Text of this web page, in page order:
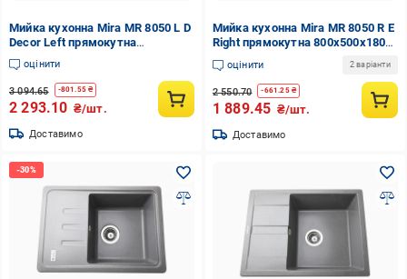
Мийка кухонна Mira MR 8050 L D
Decor Left прямокутна
800х500х180 мм
оцінити
3 094.65 -801.55 ₴
2 293.10 ₴/шт.
Доставимо
Мийка кухонна Mira MR 8050 R E
Right прямокутна 800х500х180
мм Satin
оцінити 2 варіанти
2 550.70 -661.25₴
1 889.45 ₴/шт.
Доставимо